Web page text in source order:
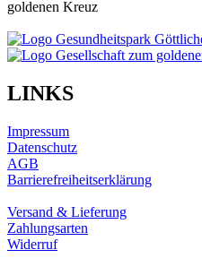
goldenen Kreuz
LINKS
Impressum
Datenschutz
AGB
Barrierefreiheitserklärung
Versand & Lieferung
Zahlungsarten
Widerruf